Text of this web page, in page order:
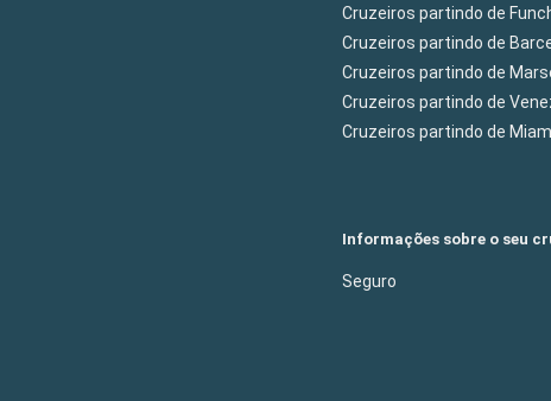
Cruzeiros partindo de
Cruzeiros partindo de
Cruzeiros partindo de
Cruzeiros partindo de
Cruzeiros partindo de Miam
Informações sobre o seu
Seguro